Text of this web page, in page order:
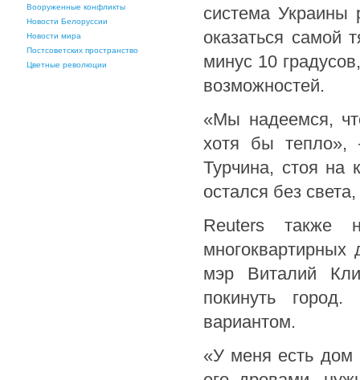
Вооруженные конфликты
Новости Белоруссии
Новости мира
Постсоветских пространство
Цветные революции
система Украины
оказаться самой
минус 10
возможностей.
«Мы надеемся,
хотя бы тепло»,
Турчина, стоя на
остался без
Reuters также
многоквартирных
мэр Виталий
покинуть
вариантом.
«У меня есть дом